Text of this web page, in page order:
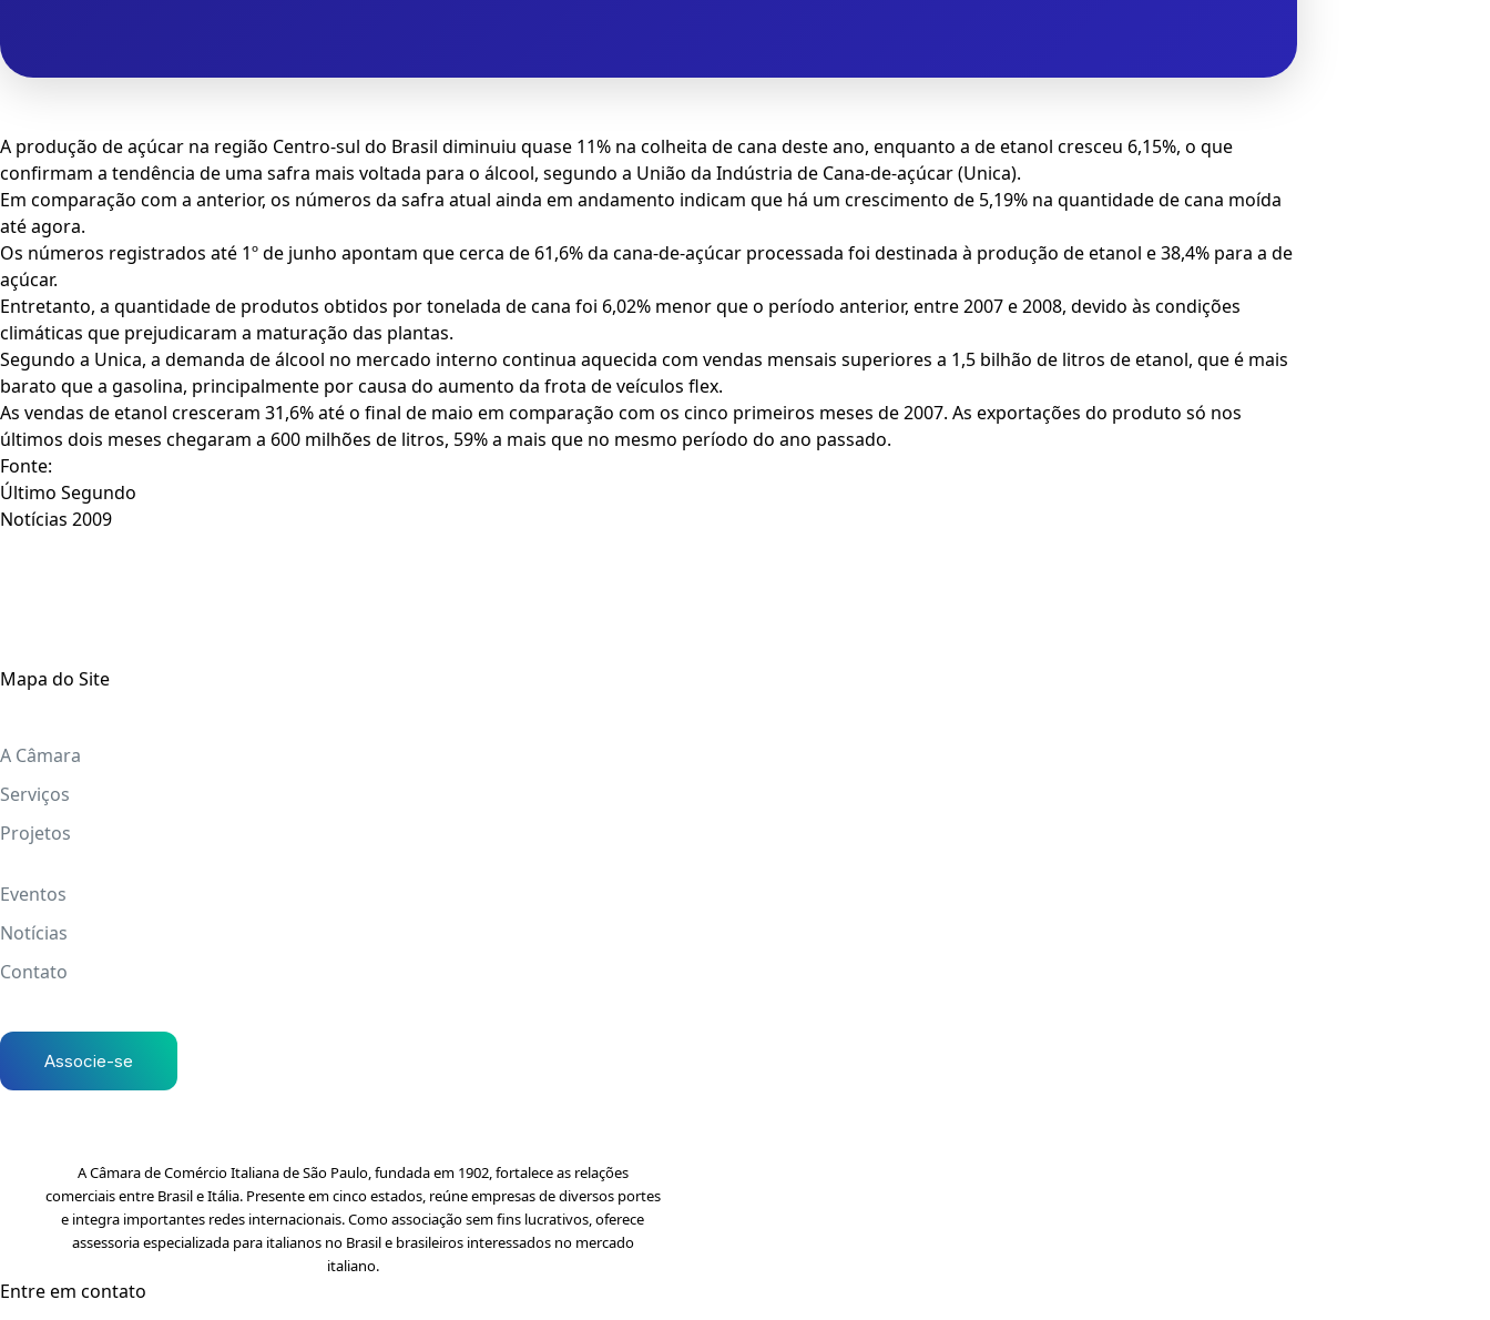
A produção de açúcar na região Centro-sul do Brasil diminuiu quase 11% na colheita de cana deste ano, enquanto a de etanol cresceu 6,15%, o que
confirmam a tendência de uma safra mais voltada para o álcool, segundo a União da Indústria de Cana-de-açúcar (Unica).
Em comparação com a anterior, os números da safra atual ainda em andamento indicam que há um crescimento de 5,19% na quantidade de cana moída
até agora.
Os números registrados até 1º de junho apontam que cerca de 61,6% da cana-de-açúcar processada foi destinada à produção de etanol e 38,4% para a de
açúcar.
Entretanto, a quantidade de produtos obtidos por tonelada de cana foi 6,02% menor que o período anterior, entre 2007 e 2008, devido às condições
climáticas que prejudicaram a maturação das plantas.
Segundo a Unica, a demanda de álcool no mercado interno continua aquecida com vendas mensais superiores a 1,5 bilhão de litros de etanol, que é mais
barato que a gasolina, principalmente por causa do aumento da frota de veículos flex.
As vendas de etanol cresceram 31,6% até o final de maio em comparação com os cinco primeiros meses de 2007. As exportações do produto só nos
últimos dois meses chegaram a 600 milhões de litros, 59% a mais que no mesmo período do ano passado.
Fonte:
Último Segundo
Notícias 2009
Mapa do Site
A Câmara
Serviços
Projetos
Eventos
Notícias
Contato
Associe-se
A Câmara de Comércio Italiana de São Paulo, fundada em 1902, fortalece as relações
comerciais entre Brasil e Itália. Presente em cinco estados, reúne empresas de diversos portes
e integra importantes redes internacionais. Como associação sem fins lucrativos, oferece
assessoria especializada para italianos no Brasil e brasileiros interessados no mercado
italiano.
Entre em contato